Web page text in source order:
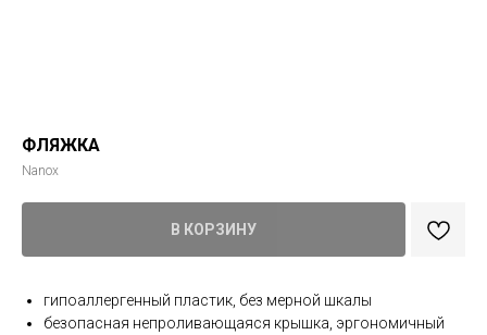
ФЛЯЖКА
Nanox
В КОРЗИНУ
гипоаллергенный пластик, без мерной шкалы
безопасная непроливающаяся крышка, эргономичный